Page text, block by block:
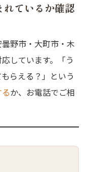
ているか確認
野市・大町市・木
しています。「う
らえる？」という
か、お電話でご相